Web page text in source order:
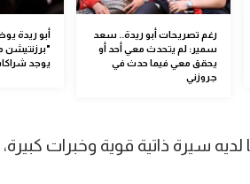
رغم تصريحات أبو ريدة.. سعد
سمير: لم يتحدث معي أحد أو
يحقق معي فيما حدث في
جروزني
أبو ريدة
"برزنتيشن
يوجد
سيرة ذاتية قوية وخبرات